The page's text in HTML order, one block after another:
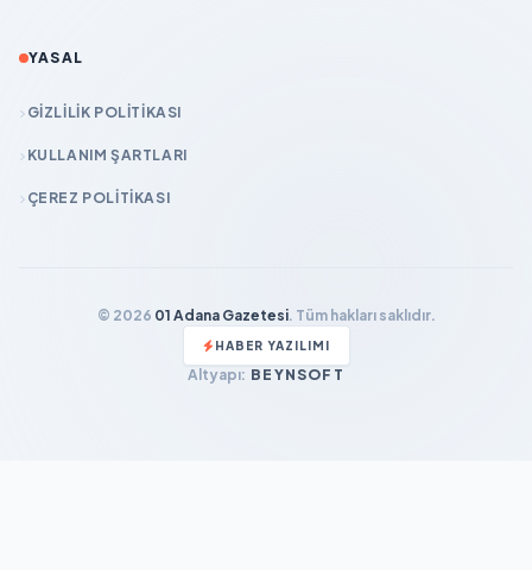
YASAL
GIZLILIK POLITIKASI
KULLANIM ŞARTLARI
ÇEREZ POLITIKASI
© 2026 01 Adana Gazetesi. Tüm hakları saklıdır.
HABER YAZILIMI
Altyapı: BEYNSOFT